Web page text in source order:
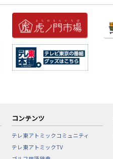
コンテンツ
テレ東アトミックコミュニティ
テレ東アトミックTV